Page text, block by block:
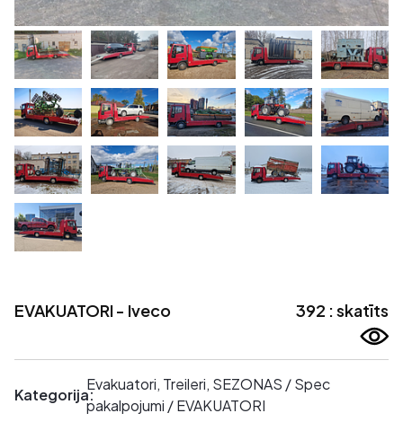
EVAKUATORI - Iveco 392 : skatīts
Kategorija:
Evakuatori, Treileri, SEZONAS / Spec
pakalpojumi / EVAKUATORI